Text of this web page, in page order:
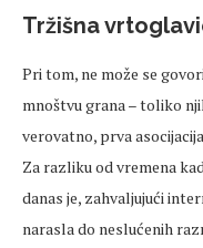
Tržišna
Pri tom, ne može se
mnoštvu grana – toliko
verovatno, prva
Za razliku od vremena
danas je, zahvaljujući
narasla do neslućenih